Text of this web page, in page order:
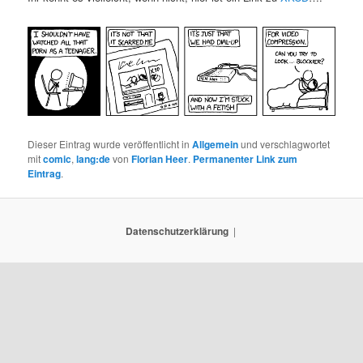
Dieser Eintrag wurde veröffentlicht inAllgemeinund verschlagwortet
mitcomic,lang:devonFlorian Heer. Permanenter Link zum
Eintrag.
Datenschutzerklärung